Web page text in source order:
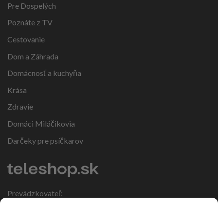
Pre Dospelých
Poznáte z TV
Cestovanie
Dom a Záhrada
Domácnosť a kuchyňa
Krása
Zdravie
Domáci Miláčikovia
Darčeky pre psíčkarov
Prevádzkovateľ: